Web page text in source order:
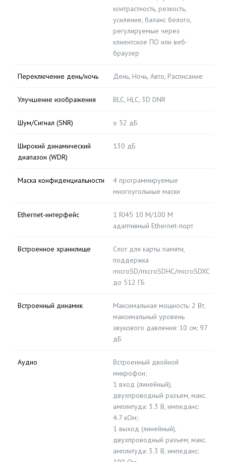
контрастность, резкость,
усиление, баланс белого,
регулируемые через
клиентское ПО или веб-
браузер
Переключение день/ночь День, Ночь, Авто, Расписание
Улучшение изображения BLC, HLC, 3D DNR
Шум/Сигнал (SNR) ≥ 52 дБ
Широкий динамический
диапазон (WDR)
130 дБ
Маска конфиденциальности
4 программируемые
многоугольные маски
Ethernet-интерфейс
1 RJ45 10 М/100 М
адаптивный Ethernet-порт
Встроенное хранилище
Слот для карты памяти,
поддержка
microSD/microSDHC/microSDXC
до 512 ГБ
Встроенный динамик
Максимальная мощность: 2 Вт,
максимальный уровень
звукового давления: 10 см: 97
дБ
Аудио
Встроенный двойной
микрофон;
1 вход (линейный),
двухпроводный разъем, макс.
амплитуда: 3.3 В, импеданс:
4.7 кОм;
1 выход (линейный),
двухпроводный разъем, макс.
амплитуда: 3.3 В, импеданс: